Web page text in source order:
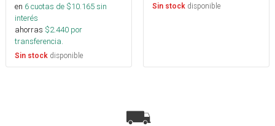
en 6cuotas de $10.165sin
interés
ahorras $2.440 por
transferencia.
Sin stock disponible
Sin stock disponible